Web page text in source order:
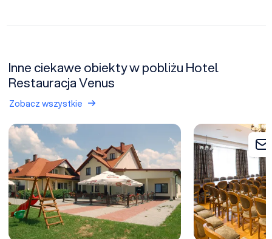
Inne ciekawe obiekty w pobliżu Hotel
Restauracja Venus
Zobacz wszystkie
U Schabińskiej - OBIEKT ZAMKNIĘTY Pałac Polanka -